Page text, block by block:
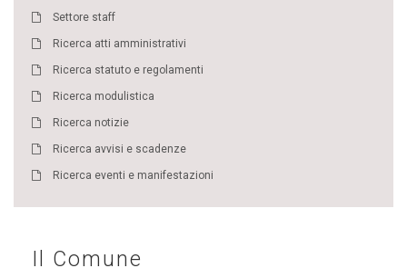
Settore staff
Ricerca atti amministrativi
Ricerca statuto e regolamenti
Ricerca modulistica
Ricerca notizie
Ricerca avvisi e scadenze
Ricerca eventi e manifestazioni
Il Comune